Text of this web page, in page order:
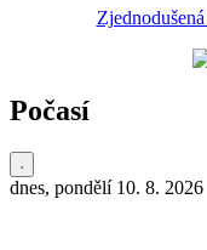
Počasí
dnes, pondělí 10. 8. 2026